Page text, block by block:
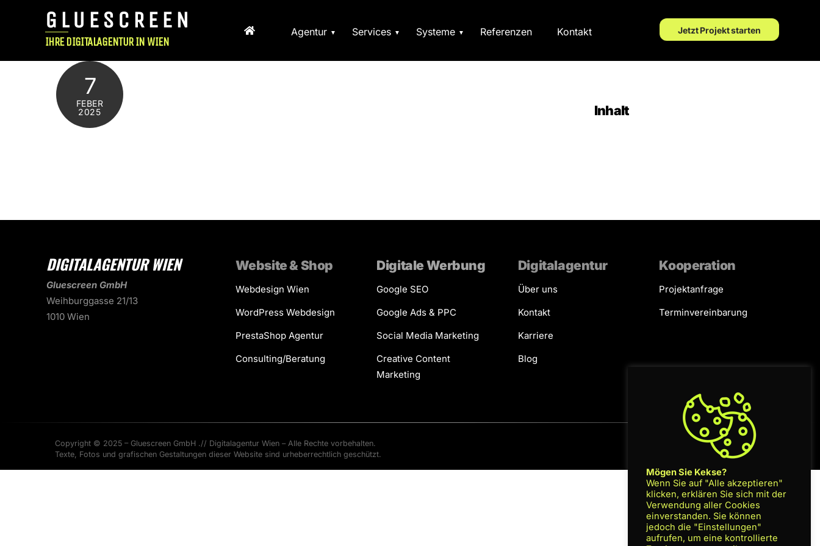
GLUESCREEN
IHRE DIGITALAGENTUR IN WIEN
Agentur Services Systeme Referenzen Kontakt Jetzt Projekt starten
7
FEBER
2025
Inhalt
DIGITALAGENTUR WIEN
Gluescreen GmbH
Weihburggasse 21/13
1010 Wien
Website & Shop
Webdesign Wien
WordPress Webdesign
PrestaShop Agentur
Consulting/Beratung
Digitale Werbung
Google SEO
Google Ads & PPC
Social Media Marketing
Creative Content
Marketing
Digitalagentur
Über uns
Kontakt
Karriere
Blog
Kooperation
Projektanfrage
Terminvereinbarung
Copyright © 2025 – Gluescreen GmbH .// Digitalagentur Wien – Alle Rechte vorbehalten.
Texte, Fotos und grafischen Gestaltungen dieser Website sind urheberrechtlich geschützt.
Datenschutz|AGB| Impressum
Mögen Sie Kekse?
Wenn Sie auf "Alle akzeptieren"
klicken, erklären Sie sich mit der
Verwendung aller Cookies
einverstanden. Sie können
jedoch die "Einstellungen"
aufrufen, um eine kontrollierte